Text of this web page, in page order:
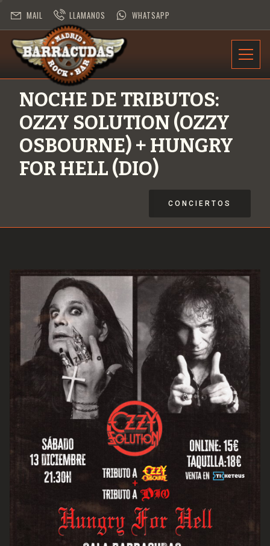
MAIL LLAMANOS WHATSAPP
NOCHE DE TRIBUTOS:
OZZY SOLUTION (OZZY
OSBOURNE) + HUNGRY
FOR HELL (DIO)
CONCIERTOS
PROGRAMACIÓN
CONTRATACIÓN